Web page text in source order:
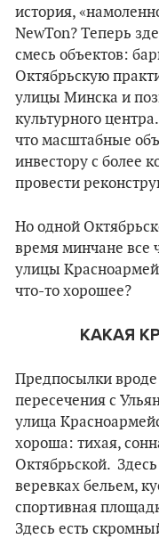
история,
NewTon? Теперь
смесь объектов:
Октябрьскую
улицы Минска и
культурного
что масштабные
инвестору с более
провести
Но одной
время минчане все
улицы
что-то хорошее?
КАКАЯ
Предпосылки
пересечения с
улица
хороша: тихая,
Октябрьской.
веревках бельем,
спортивная
Здесь есть